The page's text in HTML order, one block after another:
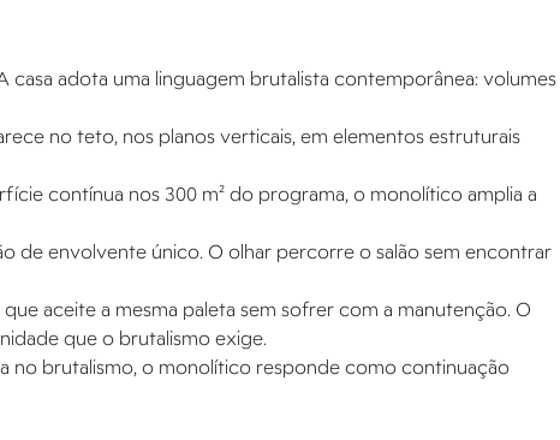
casa adota uma linguagem brutalista contemporânea: volumes
no teto, nos planos verticais, em elementos estruturais
contínua nos 300 m² do programa, o monolítico amplia a
de envolvente único. O olhar percorre o salão sem encontrar
aceite a mesma paleta sem sofrer com a manutenção. O
que o brutalismo exige.
no brutalismo, o monolítico responde como continuação